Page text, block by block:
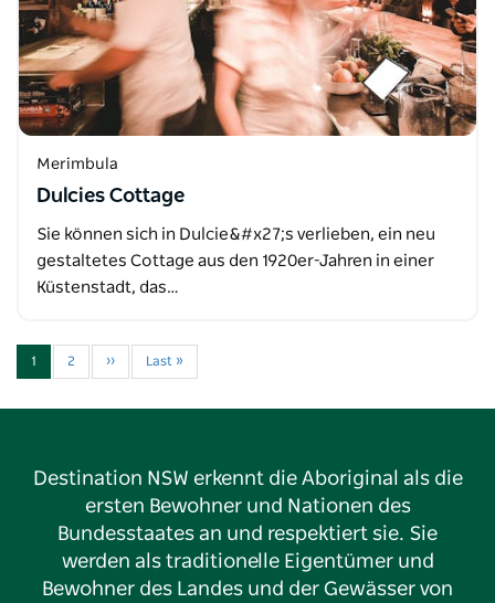
Merimbula
Dulcies Cottage
Sie können sich in Dulcie&#x27;s verlieben, ein neu
gestaltetes Cottage aus den 1920er-Jahren in einer
Küstenstadt, das…
1 2 ›› Last »
Destination NSW erkennt die Aboriginal als die
ersten Bewohner und Nationen des
Bundesstaates an und respektiert sie. Sie
werden als traditionelle Eigentümer und
Bewohner des Landes und der Gewässer von